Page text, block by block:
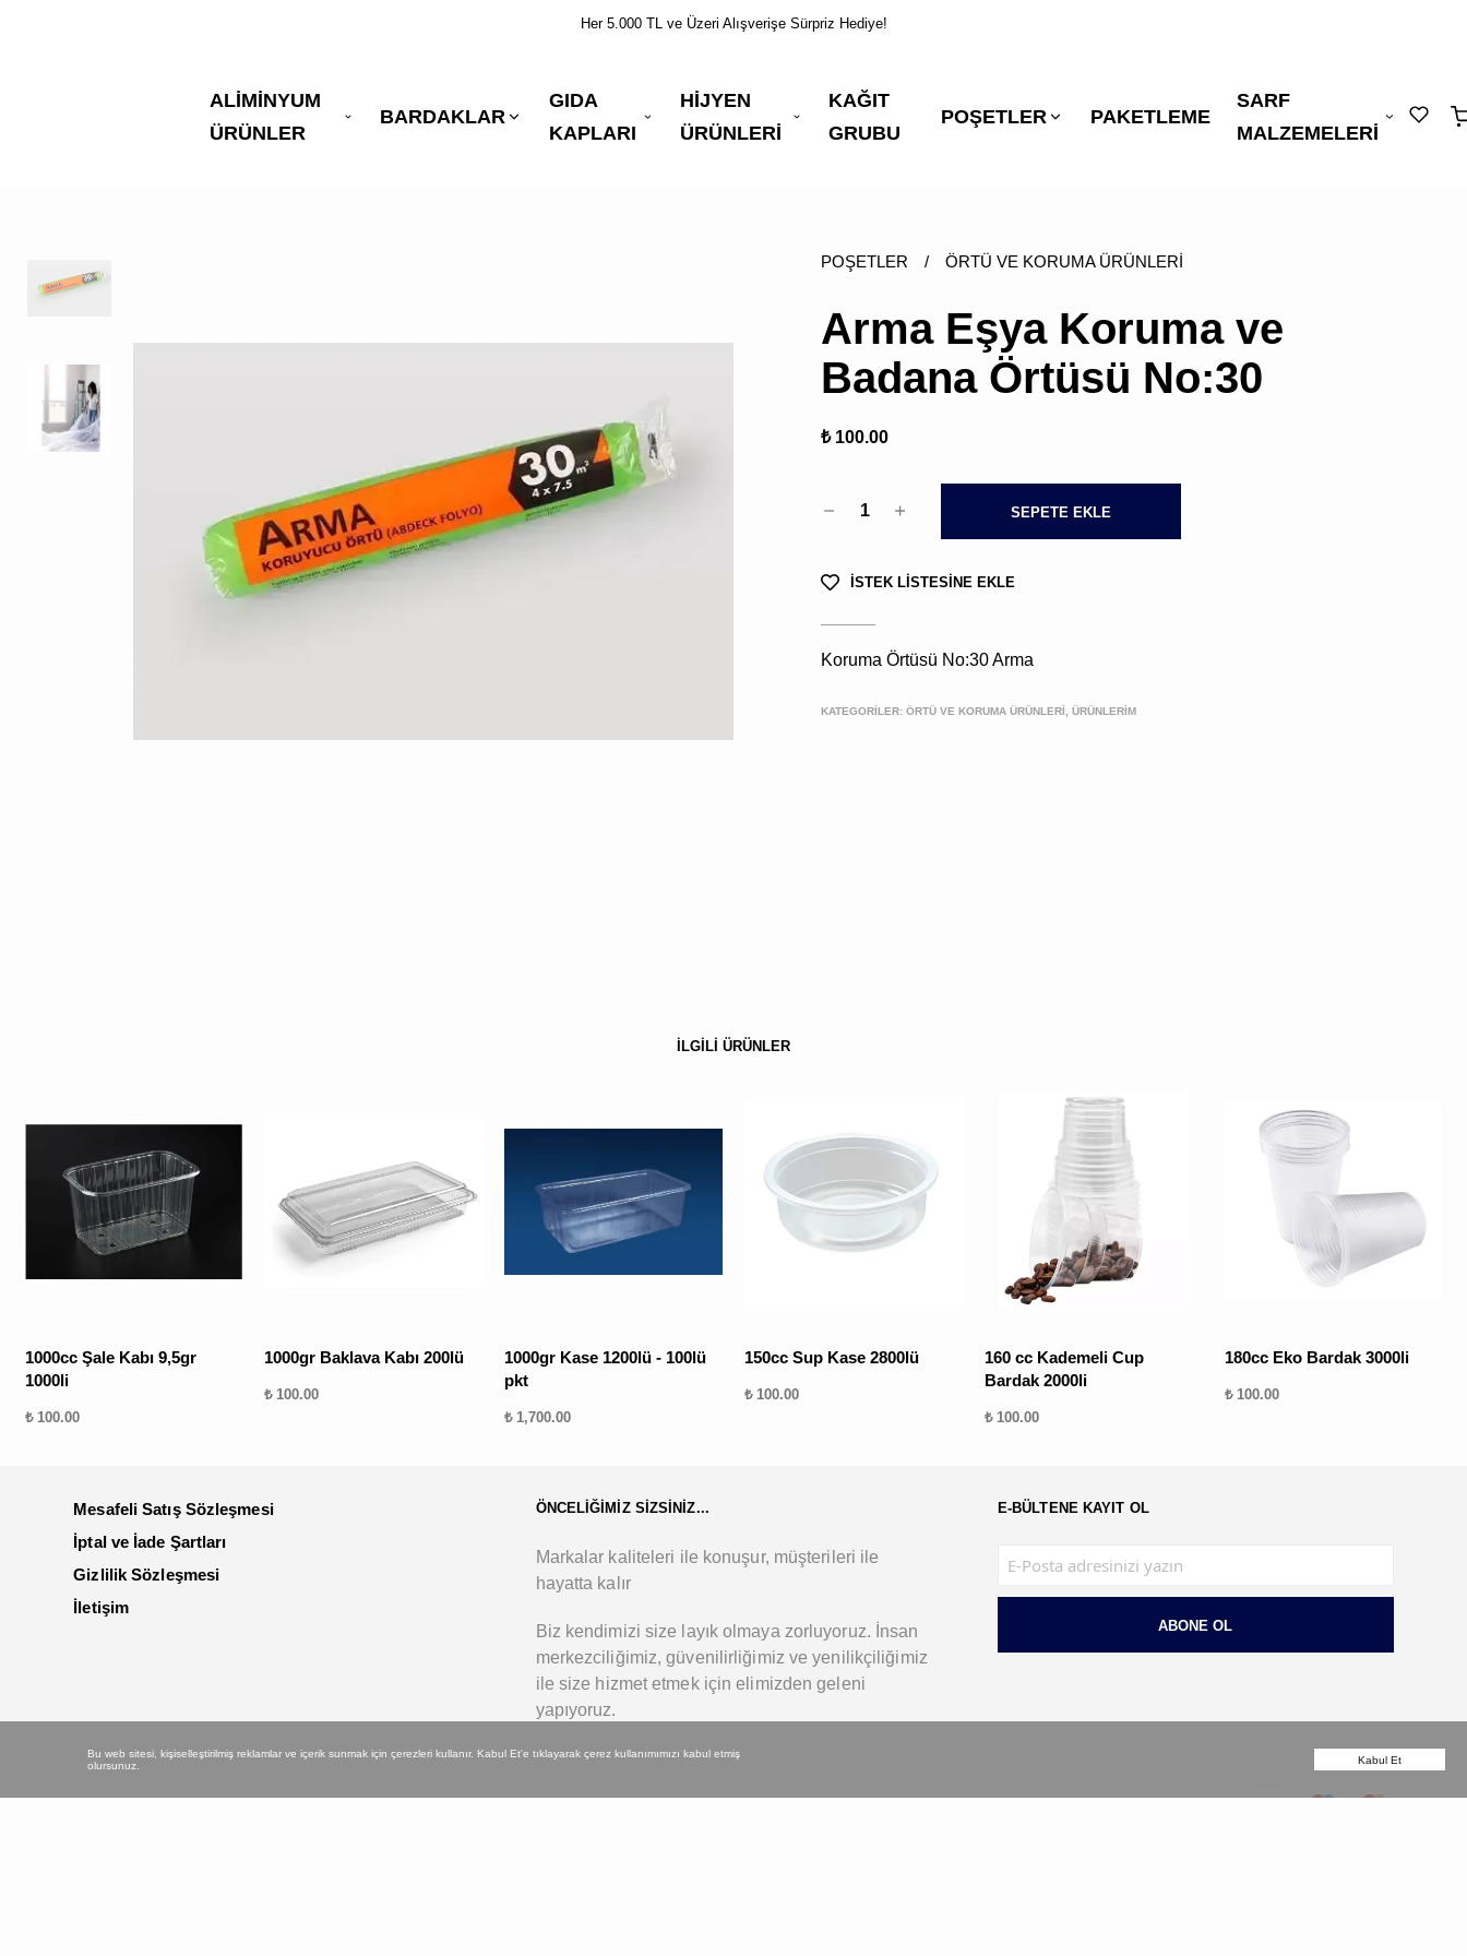
Her 5.000 TL ve Üzeri Alışverişe Sürpriz Hediye!
ALİMİNYUM
ÜRÜNLER
BARDAKLAR
GIDA
KAPLARI
HİJYEN
ÜRÜNLERİ
KAĞIT
GRUBU
POŞETLER PAKETLEME
SARF
MALZEMELERİ
""
Bu web sitesi, kişiselleştirilmiş reklamlar ve içerik sunmak için çerezleri kullanır. Kabul Et'e tıklayarak çerez kullanımımızı kabul etmiş
olursunuz.
Kabul Et
POŞETLER / ÖRTÜ VE KORUMA ÜRÜNLERİ
Arma Eşya Koruma ve
Badana Örtüsü No:30
₺ 100.00
1 SEPETE EKLE
İSTEK LİSTESİNE EKLE
Koruma Örtüsü No:30 Arma
KATEGORİLER: ÖRTÜ VE KORUMA ÜRÜNLERİ, ÜRÜNLERIM
İLGİLİ ÜRÜNLER
1000cc Şale Kabı 9,5gr
1000li
₺ 100.00
1000gr Baklava Kabı 200lü
₺ 100.00
1000gr Kase 1200lü - 100lü
pkt
₺ 1,700.00
150cc Sup Kase 2800lü
₺ 100.00
160 cc Kademeli Cup
Bardak 2000li
₺ 100.00
180cc Eko Bardak 3000li
₺ 100.00
Mesafeli Satış Sözleşmesi
İptal ve İade Şartları
Gizlilik Sözleşmesi
İletişim
ÖNCELİĞİMİZ SİZSİNİZ...
Markalar kaliteleri ile konuşur, müşterileri ile
hayatta kalır
Biz kendimizi size layık olmaya zorluyoruz. İnsan
merkezciliğimiz, güvenilirliğimiz ve yenilikçiliğimiz
ile size hizmet etmek için elimizden geleni
yapıyoruz.
E-BÜLTENE KAYIT OL
ABONE OL